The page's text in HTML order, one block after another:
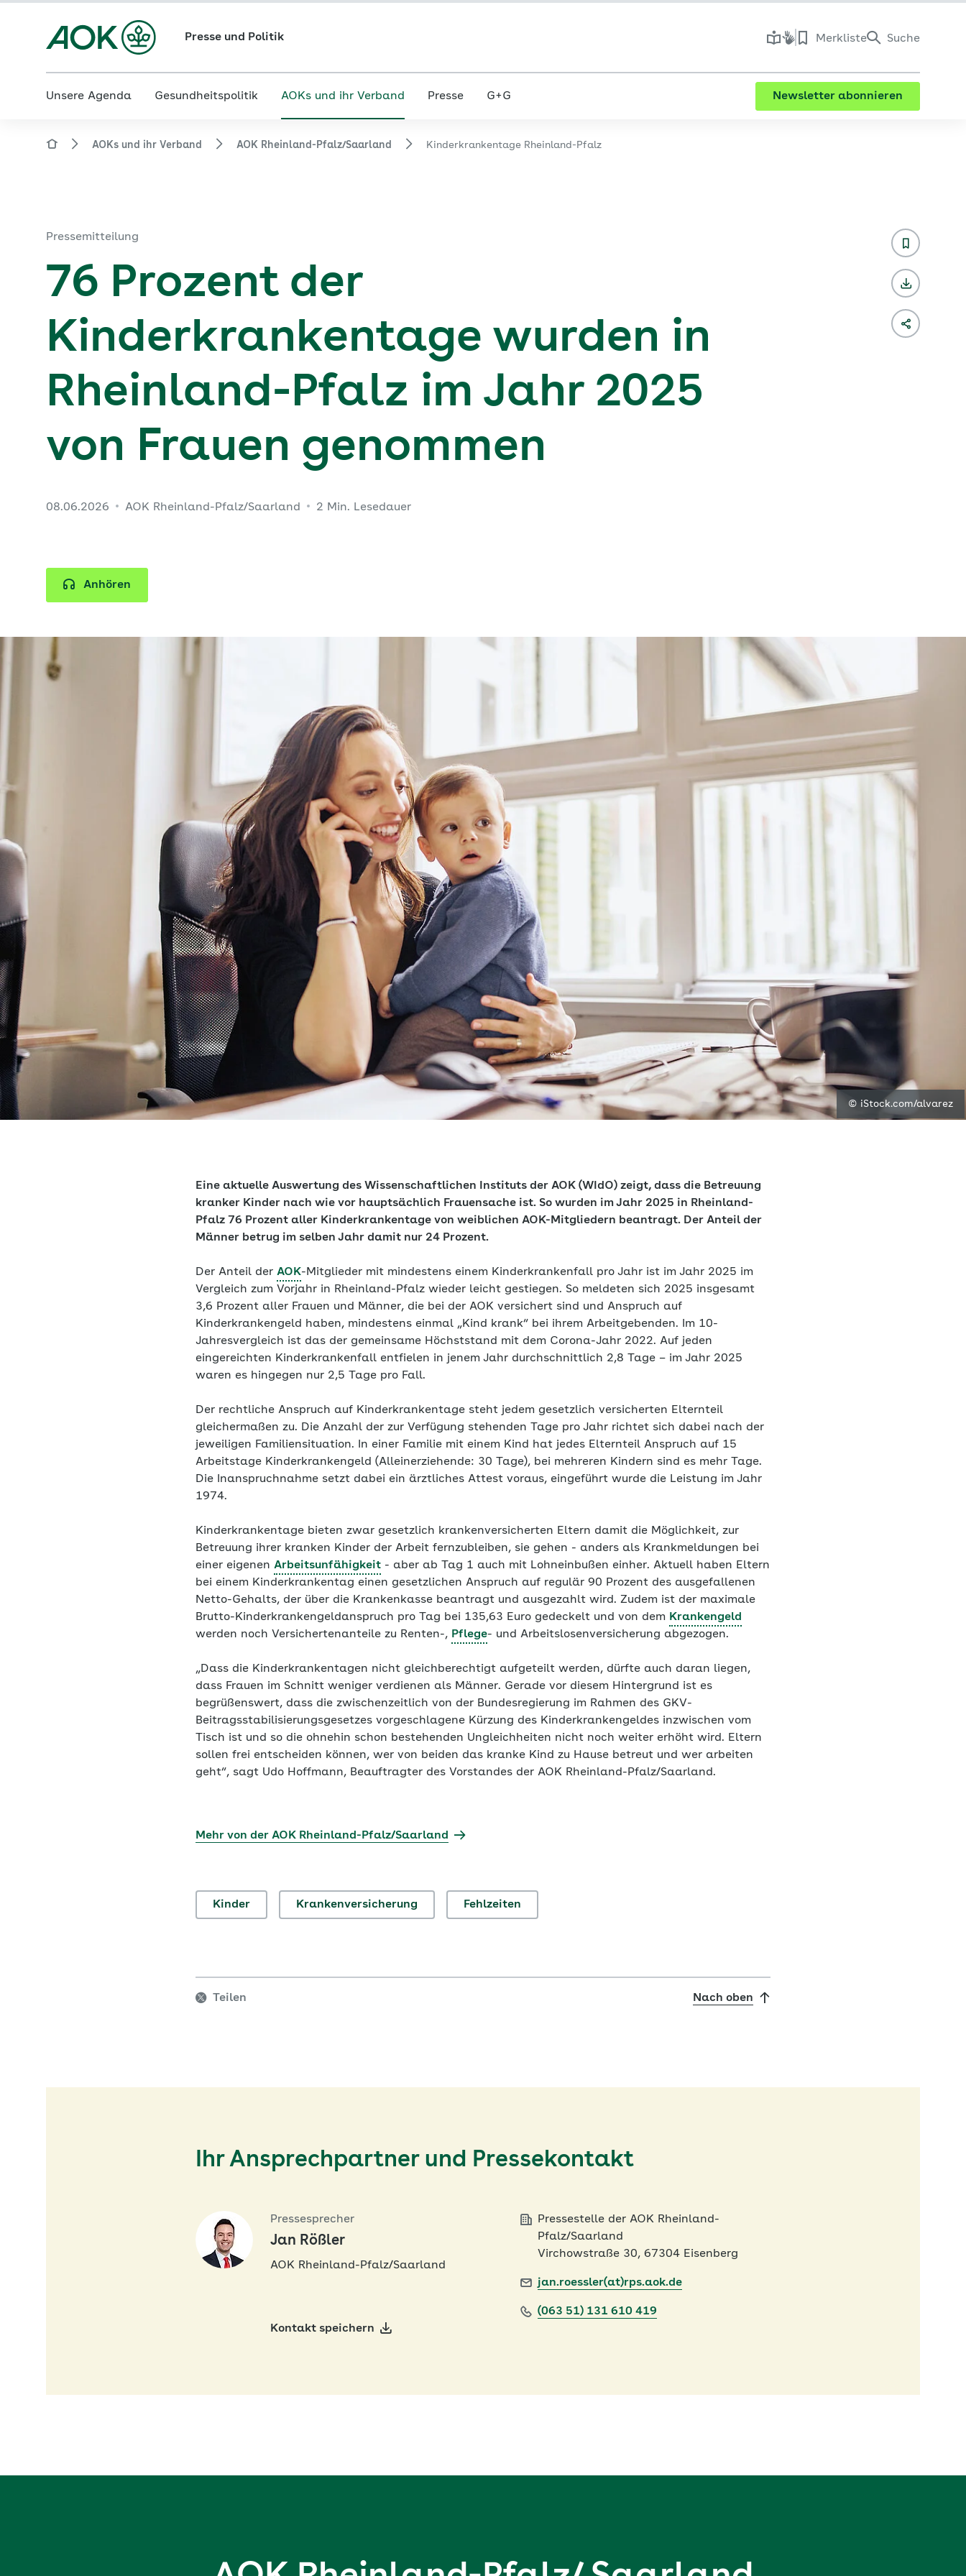
Presse und Politik Merkliste Suche
Unsere Agenda Gesundheitspolitik AOKs und ihr Verband Presse G+G Newsletter abonnieren
AOKs und ihr Verband AOK Rheinland-Pfalz/Saarland Kinderkrankentage Rheinland-Pfalz
Pressemitteilung
76 Prozent der
Kinderkrankentage wurden in
Rheinland-Pfalz im Jahr 2025
von Frauen genommen
08.06.2026 AOK Rheinland-Pfalz/Saarland 2 Min. Lesedauer
Anhören
© iStock.com/alvarez
Eine aktuelle Auswertung des Wissenschaftlichen Instituts der AOK (WIdO) zeigt, dass die Betreuung
kranker Kinder nach wie vor hauptsächlich Frauensache ist. So wurden im Jahr 2025 in Rheinland-
Pfalz 76 Prozent aller Kinderkrankentage von weiblichen AOK-Mitgliedern beantragt. Der Anteil der
Männer betrug im selben Jahr damit nur 24 Prozent.
Der Anteil der AOK-Mitglieder mit mindestens einem Kinderkrankenfall pro Jahr ist im Jahr 2025 im
Vergleich zum Vorjahr in Rheinland-Pfalz wieder leicht gestiegen. So meldeten sich 2025 insgesamt
3,6 Prozent aller Frauen und Männer, die bei der AOK versichert sind und Anspruch auf
Kinderkrankengeld haben, mindestens einmal „Kind krank“ bei ihrem Arbeitgebenden. Im 10-
Jahresvergleich ist das der gemeinsame Höchststand mit dem Corona-Jahr 2022. Auf jeden
eingereichten Kinderkrankenfall entfielen in jenem Jahr durchschnittlich 2,8 Tage – im Jahr 2025
waren es hingegen nur 2,5 Tage pro Fall.
Der rechtliche Anspruch auf Kinderkrankentage steht jedem gesetzlich versicherten Elternteil
gleichermaßen zu. Die Anzahl der zur Verfügung stehenden Tage pro Jahr richtet sich dabei nach der
jeweiligen Familiensituation. In einer Familie mit einem Kind hat jedes Elternteil Anspruch auf 15
Arbeitstage Kinderkrankengeld (Alleinerziehende: 30 Tage), bei mehreren Kindern sind es mehr Tage.
Die Inanspruchnahme setzt dabei ein ärztliches Attest voraus, eingeführt wurde die Leistung im Jahr
1974.
Kinderkrankentage bieten zwar gesetzlich krankenversicherten Eltern damit die Möglichkeit, zur
Betreuung ihrer kranken Kinder der Arbeit fernzubleiben, sie gehen - anders als Krankmeldungen bei
einer eigenen Arbeitsunfähigkeit - aber ab Tag 1 auch mit Lohneinbußen einher. Aktuell haben Eltern
bei einem Kinderkrankentag einen gesetzlichen Anspruch auf regulär 90 Prozent des ausgefallenen
Netto-Gehalts, der über die Krankenkasse beantragt und ausgezahlt wird. Zudem ist der maximale
Brutto-Kinderkrankengeldanspruch pro Tag bei 135,63 Euro gedeckelt und von dem Krankengeld
werden noch Versichertenanteile zu Renten-, Pflege- und Arbeitslosenversicherung abgezogen.
„Dass die Kinderkrankentagen nicht gleichberechtigt aufgeteilt werden, dürfte auch daran liegen,
dass Frauen im Schnitt weniger verdienen als Männer. Gerade vor diesem Hintergrund ist es
begrüßenswert, dass die zwischenzeitlich von der Bundesregierung im Rahmen des GKV-
Beitragsstabilisierungsgesetzes vorgeschlagene Kürzung des Kinderkrankengeldes inzwischen vom
Tisch ist und so die ohnehin schon bestehenden Ungleichheiten nicht noch weiter erhöht wird. Eltern
sollen frei entscheiden können, wer von beiden das kranke Kind zu Hause betreut und wer arbeiten
geht“, sagt Udo Hoffmann, Beauftragter des Vorstandes der AOK Rheinland-Pfalz/Saarland.
Mehr von der AOK Rheinland-Pfalz/Saarland
Kinder Krankenversicherung Fehlzeiten
Teilen Nach oben
Ihr Ansprechpartner und Pressekontakt
Pressesprecher
Jan Rößler
AOK Rheinland-Pfalz/Saarland
Pressestelle der AOK Rheinland-
Pfalz/Saarland
Virchowstraße 30, 67304 Eisenberg
jan.roessler(at)rps.aok.de
(063 51) 131 610 419
Kontakt speichern